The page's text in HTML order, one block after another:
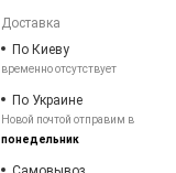
Доставка
По Киеву
временно отсутствует
По Украине
Новой почтой отправим в
понедельник